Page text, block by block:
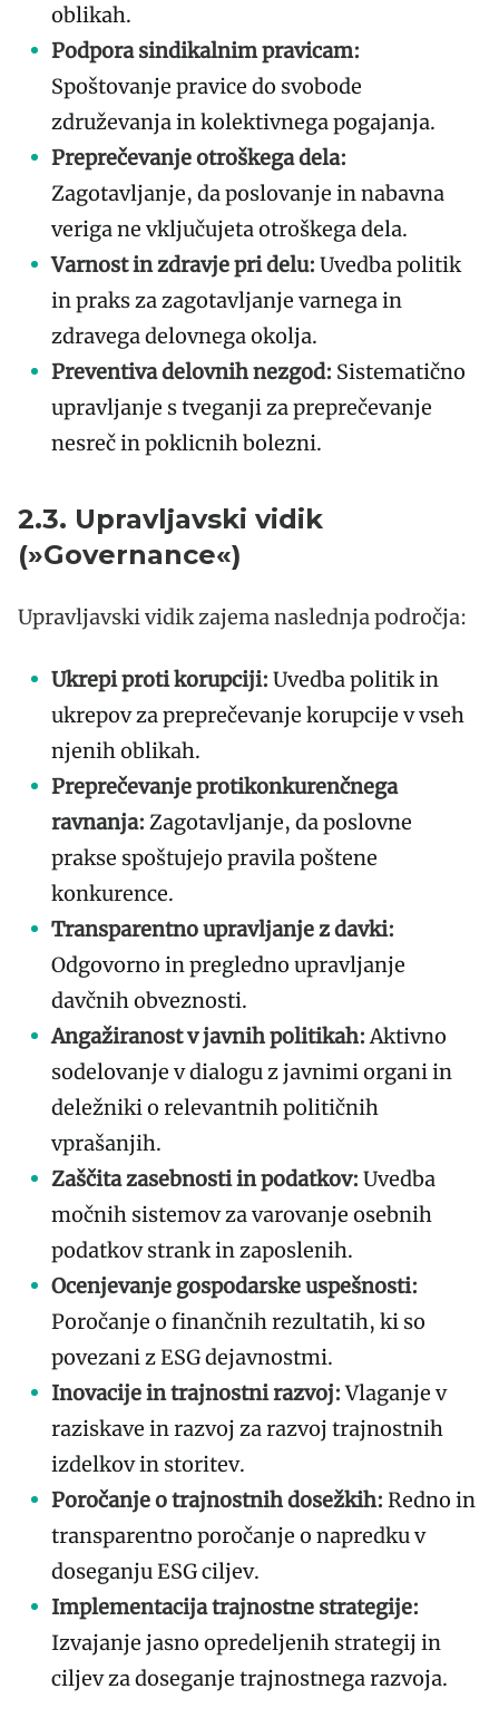
oblikah.
Podpora sindikalnim pravicam:
Spoštovanje pravice do svobode
združevanja in kolektivnega pogajanja.
Preprečevanje otroškega dela:
Zagotavljanje, da poslovanje in nabavna
veriga ne vključujeta otroškega dela.
Varnost in zdravje pri delu: Uvedba politik
in praks za zagotavljanje varnega in
zdravega delovnega okolja.
Preventiva delovnih nezgod: Sistematično
upravljanje s tveganji za preprečevanje
nesreč in poklicnih bolezni.
2.3. Upravljavski vidik
(»Governance«)
Upravljavski vidik zajema naslednja področja:
Ukrepi proti korupciji: Uvedba politik in
ukrepov za preprečevanje korupcije v vseh
njenih oblikah.
Preprečevanje protikonkurenčnega
ravnanja: Zagotavljanje, da poslovne
prakse spoštujejo pravila poštene
konkurence.
Transparentno upravljanje z davki:
Odgovorno in pregledno upravljanje
davčnih obveznosti.
Angažiranost v javnih politikah: Aktivno
sodelovanje v dialogu z javnimi organi in
deležniki o relevantnih političnih
vprašanjih.
Zaščita zasebnosti in podatkov: Uvedba
močnih sistemov za varovanje osebnih
podatkov strank in zaposlenih.
Ocenjevanje gospodarske uspešnosti:
Poročanje o finančnih rezultatih, ki so
povezani z ESG dejavnostmi.
Inovacije in trajnostni razvoj:Vlaganje v
raziskave in razvoj za razvoj trajnostnih
izdelkov in storitev.
Poročanje o trajnostnih dosežkih: Redno in
transparentno poročanje o napredku v
doseganju ESG ciljev.
Implementacija trajnostne strategije:
Izvajanje jasno opredeljenih strategij in
ciljev za doseganje trajnostnega razvoja.